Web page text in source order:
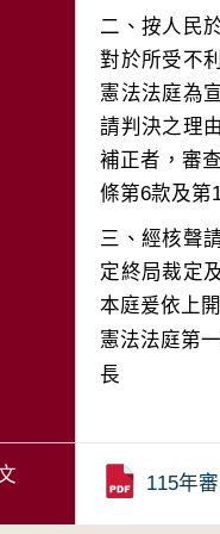
二、按人民
對於所受不
憲法法庭為
請判決之理
補正者，審
三、經核聲
定終局裁定
本庭爰依上
憲法法庭第
長
115年